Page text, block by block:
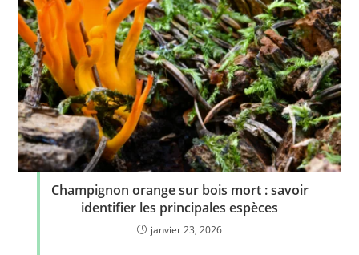
Champignon orange sur bois mort : savoir
identifier les principales espèces
janvier 23, 2026